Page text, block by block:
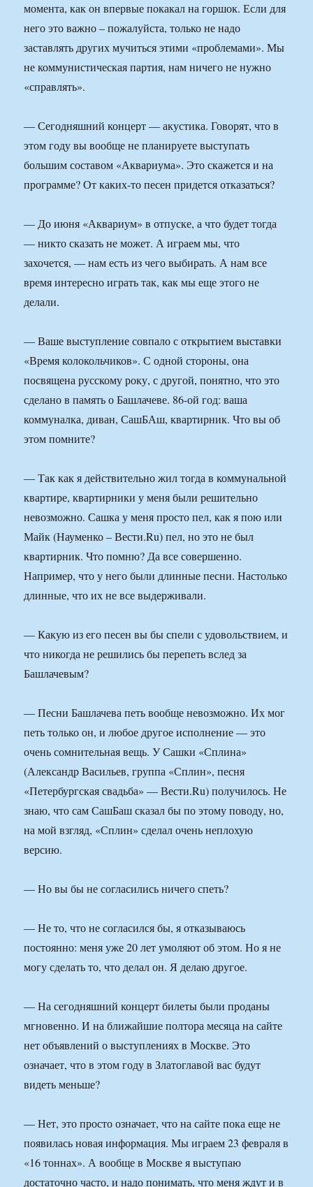
момента, как он впервые покакал на горшок. Если для
него это важно – пожалуйста, только не надо
заставлять других мучиться этими «проблемами». Мы
не коммунистическая партия, нам ничего не нужно
«справлять».
— Сегодняшний концерт — акустика. Говорят, что в
этом году вы вообще не планируете выступать
большим составом «Аквариума». Это скажется и на
программе? От каких-то песен придется отказаться?
— До июня «Аквариум» в отпуске, а что будет тогда
— никто сказать не может. А играем мы, что
захочется, — нам есть из чего выбирать. А нам все
время интересно играть так, как мы еще этого не
делали.
— Ваше выступление совпало с открытием выставки
«Время колокольчиков». С одной стороны, она
посвящена русскому року, с другой, понятно, что это
сделано в память о Башлачеве. 86-ой год: ваша
коммуналка, диван, СашБАш, квартирник. Что вы об
этом помните?
— Так как я действительно жил тогда в коммунальной
квартире, квартирники у меня были решительно
невозможно. Сашка у меня просто пел, как я пою или
Майк (Науменко – Вести.Ru) пел, но это не был
квартирник. Что помню? Да все совершенно.
Например, что у него были длинные песни. Настолько
длинные, что их не все выдерживали.
— Какую из его песен вы бы спели с удовольствием, и
что никогда не решились бы перепеть вслед за
Башлачевым?
— Песни Башлачева петь вообще невозможно. Их мог
петь только он, и любое другое исполнение — это
очень сомнительная вещь. У Сашки «Сплина»
(Александр Васильев, группа «Сплин», песня
«Петербургская свадьба» — Вести.Ru) получилось. Не
знаю, что сам СашБаш сказал бы по этому поводу, но,
на мой взгляд, «Сплин» сделал очень неплохую
версию.
— Но вы бы не согласились ничего спеть?
— Не то, что не согласился бы, я отказываюсь
постоянно: меня уже 20 лет умоляют об этом. Но я не
могу сделать то, что делал он. Я делаю другое.
— На сегодняшний концерт билеты были проданы
мгновенно. И на ближайшие полтора месяца на сайте
нет объявлений о выступлениях в Москве. Это
означает, что в этом году в Златоглавой вас будут
видеть меньше?
— Нет, это просто означает, что на сайте пока еще не
появилась новая информация. Мы играем 23 февраля в
«16 тоннах». А вообще в Москве я выступаю
достаточно часто, и надо понимать, что меня ждут и в